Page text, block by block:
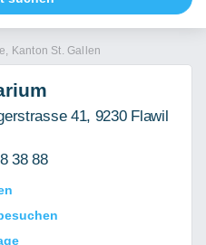
Kanton St. Gallen
41, 9230 Flawil
38 88